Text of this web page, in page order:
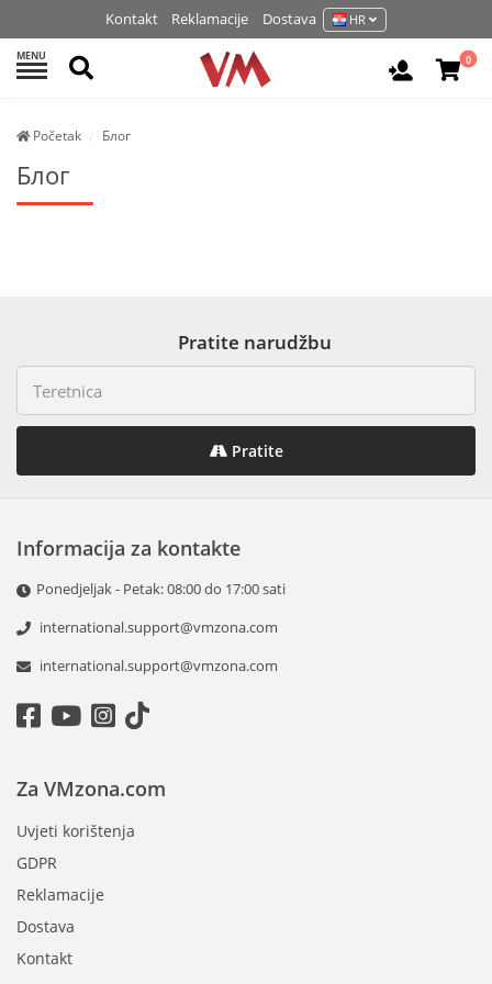
Kontakt Reklamacije Dostava HR
MENU Pretraži Prijavite
0
Početak Блог
Блог
Pratite narudžbu
Pratite
Informacija za kontakte
Ponedjeljak - Petak: 08:00 do 17:00 sati
international.support@vmzona.com
international.support@vmzona.com
Za VMzona.com
Uvjeti korištenja
GDPR
Reklamacije
Dostava
Kontakt